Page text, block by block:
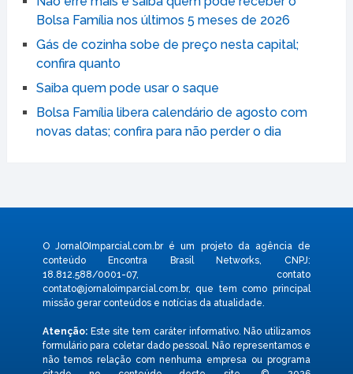
Bolsa Família nos últimos 5 meses de 2026
Gás de cozinha sobe de preço nesta capital;
confira quanto
Saiba quem pode usar o saque
Bolsa Família libera calendário de agosto com
novas datas; confira para não perder o dia
O JornalOImparcial.com.br é um projeto da agência de
conteúdo Encontra Brasil Networks, CNPJ:
18.812.588/0001-07, contato
contato@jornaloimparcial.com.br, que tem como principal
missão gerar conteúdos e notícias da atualidade.
Atenção:Este site tem caráter informativo. Não utilizamos
formulário para coletar dado pessoal. Não representamos e
não temos relação com nenhuma empresa ou programa